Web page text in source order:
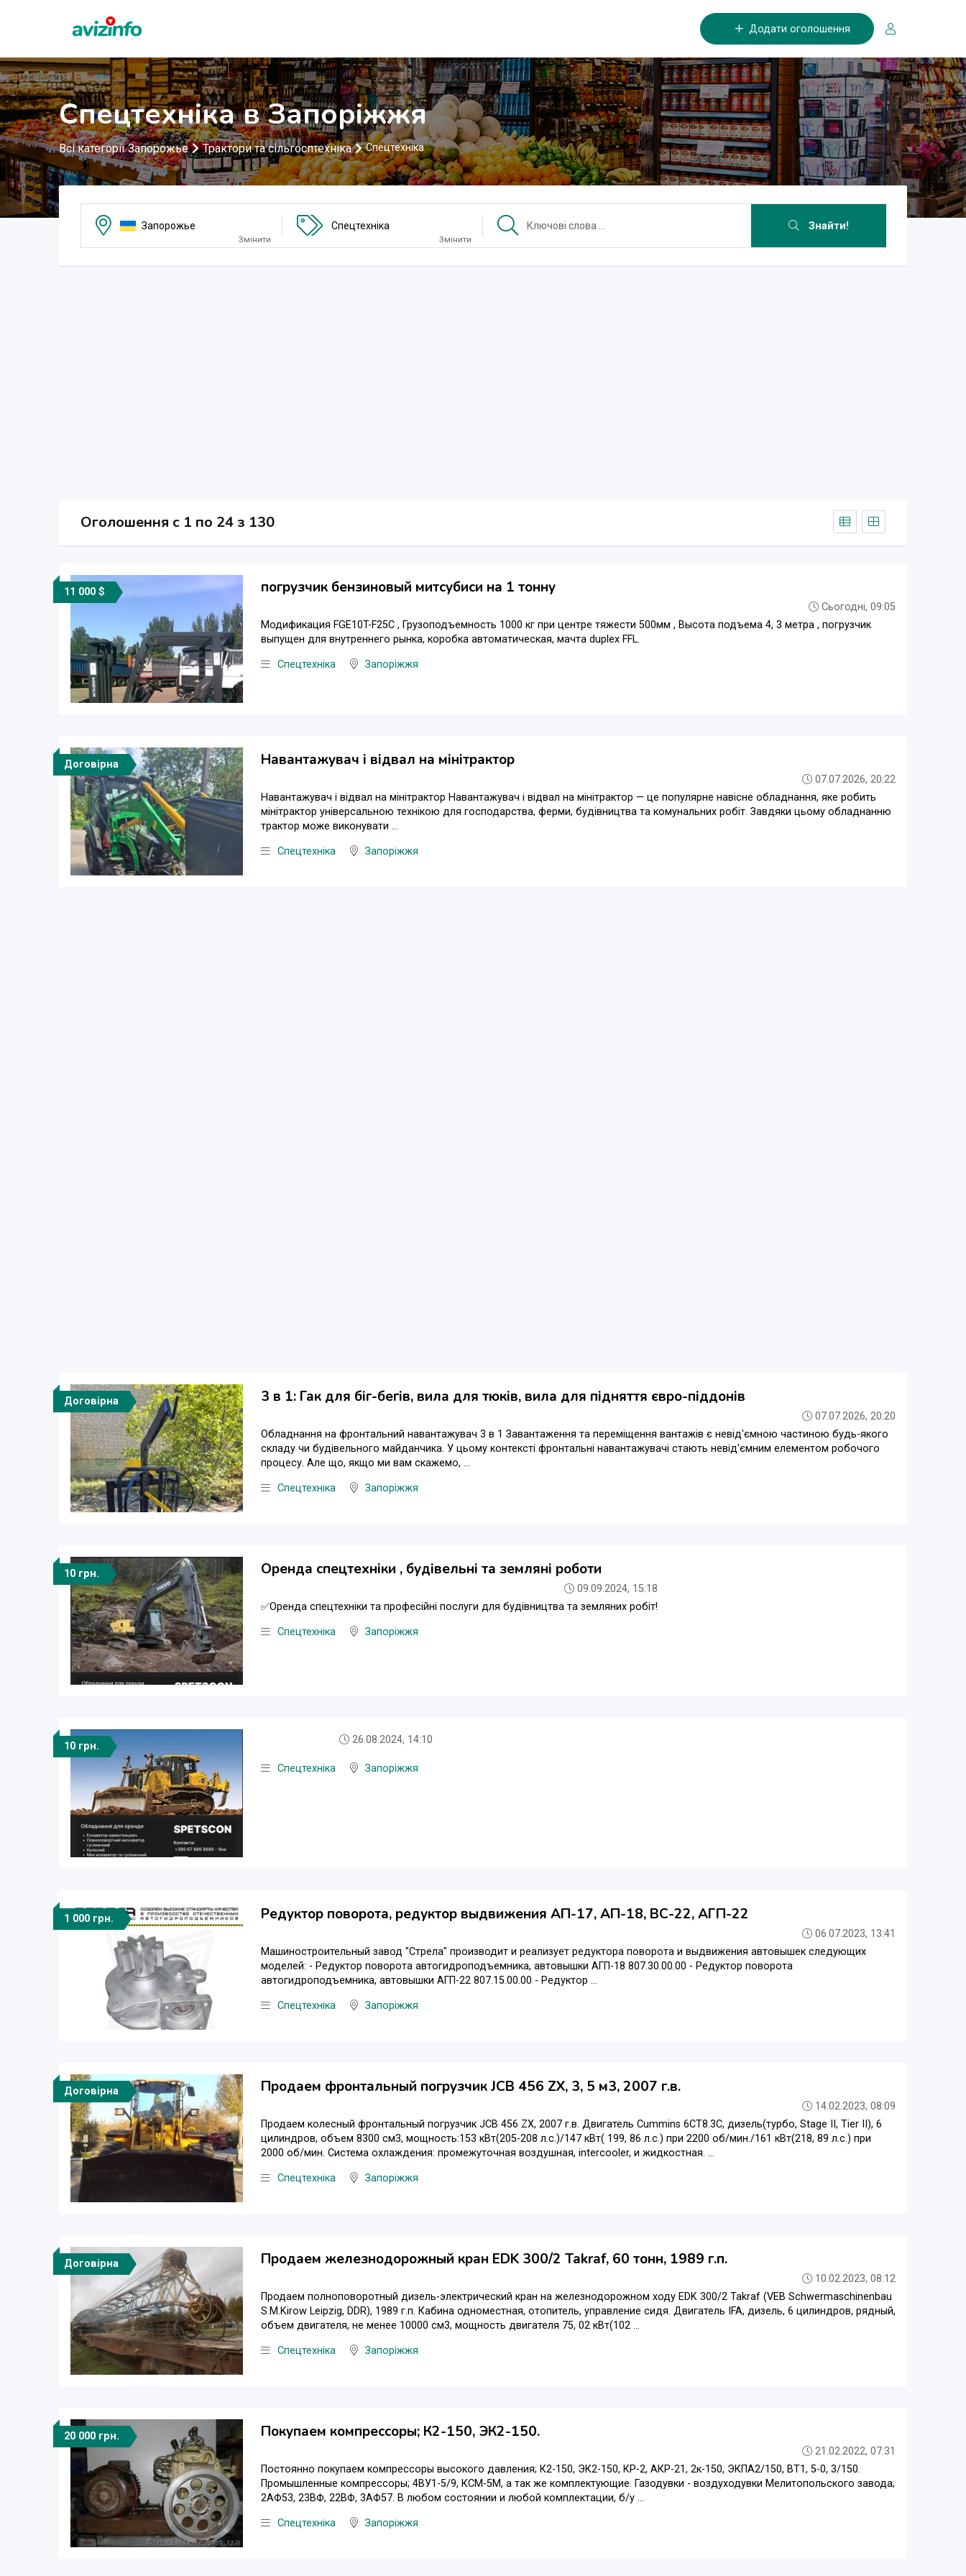
Додати оголошення
Спецтехніка в Запоріжжя
Всі категорії Запорожье Трактори та сільгосптехніка Спецтехніка
Запорожье
Змінити
Спецтехніка
Змінити
Знайти!
Оголошення c 1 по 24 з 130
11 000 $ погрузчик бензиновый митсубиси на 1 тонну
Сьогодні, 09:05
Модификация FGE10T-F25C , Грузоподъемность 1000 кг при центре тяжести 500мм , Высота подъема 4, 3 метра , погрузчик
выпущен для внутреннего рынка, коробка автоматическая, мачта duplex FFL.
Спецтехніка Запоріжжя
Договірна Навантажувач і відвал на мінітрактор
07.07.2026, 20:22
Навантажувач і відвал на мінітрактор Навантажувач і відвал на мінітрактор — це популярне навісне обладнання, яке робить
мінітрактор універсальною технікою для господарства, ферми, будівництва та комунальних робіт. Завдяки цьому обладнанню
трактор може виконувати ...
Спецтехніка Запоріжжя
Договірна 3 в 1: Гак для біг-бегів, вила для тюків, вила для підняття євро-піддонів
07.07.2026, 20:20
Обладнання на фронтальний навантажувач 3 в 1 Завантаження та переміщення вантажів є невід'ємною частиною будь-якого
складу чи будівельного майданчика. У цьому контексті фронтальні навантажувачі стають невід'ємним елементом робочого
процесу. Але що, якщо ми вам скажемо, ...
Спецтехніка Запоріжжя
10 грн. Оренда спецтехніки , будівельні та земляні роботи
09.09.2024, 15:18
✅Оренда спецтехніки та професійні послуги для будівництва та земляних робіт!
Спецтехніка Запоріжжя
10 грн.
26.08.2024, 14:10
Спецтехніка Запоріжжя
1 000 грн. Редуктор поворота, редуктор выдвижения АП-17, АП-18, ВС-22, АГП-22
06.07.2023, 13:41
Машиностроительный завод "Стрела" производит и реализует редуктора поворота и выдвижения автовышек следующих
моделей: - Редуктор поворота автогидроподъемника, автовышки АГП-18 807.30.00.00 - Редуктор поворота
автогидроподъемника, автовышки АГП-22 807.15.00.00 - Редуктор ...
Спецтехніка Запоріжжя
Договірна Продаем фронтальный погрузчик JCB 456 ZX, 3, 5 м3, 2007 г.в.
14.02.2023, 08:09
Продаем колесный фронтальный погрузчик JCB 456 ZX, 2007 г.в. Двигатель Cummins 6CT8.3C, дизель(турбо, Stage II, Tier II), 6
цилиндров, объем 8300 см3, мощность:153 кВт(205-208 л.с.)/147 кВт( 199, 86 л.с.) при 2200 об/мин./161 кВт(218, 89 л.с.) при
2000 об/мин. Система охлаждения: промежуточная воздушная, intercooler, и жидкостная. ...
Спецтехніка Запоріжжя
Договірна Продаем железнодорожный кран EDK 300/2 Takraf, 60 тонн, 1989 г.п.
10.02.2023, 08:12
Продаем полноповоротный дизель-электрический кран на железнодорожном ходу EDK 300/2 Takraf (VEB Schwermaschinenbau
S.M.Kirow Leipzig, DDR), 1989 г.п. Кабина одноместная, отопитель, управление сидя. Двигатель IFA, дизель, 6 цилиндров, рядный,
объем двигателя, не менее 10000 см3, мощность двигателя 75, 02 кВт(102 ...
Спецтехніка Запоріжжя
20 000 грн. Покупаем компрессоры; К2-150, ЭК2-150.
21.02.2022, 07:31
Постоянно покупаем компрессоры высокого давления; К2-150, ЭК2-150, КР-2, АКР-21, 2к-150, ЭКПА2/150, ВТ1, 5-0, 3/150.
Промышленные компрессоры; 4ВУ1-5/9, КСМ-5М, а так же комплектующие. Газодувки - воздуходувки Мелитопольского завода;
2АФ53, 23ВФ, 22ВФ, 3АФ57. В любом состоянии и любой комплектации, б/у ...
Спецтехніка Запоріжжя